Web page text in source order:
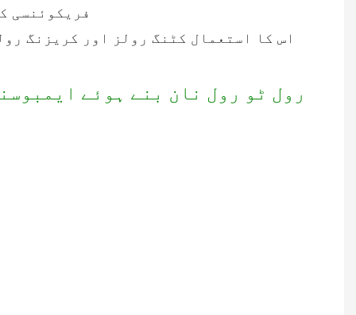
فریکوئنسی
اس کا استعمال کٹنگ رولز اور کریزنگ